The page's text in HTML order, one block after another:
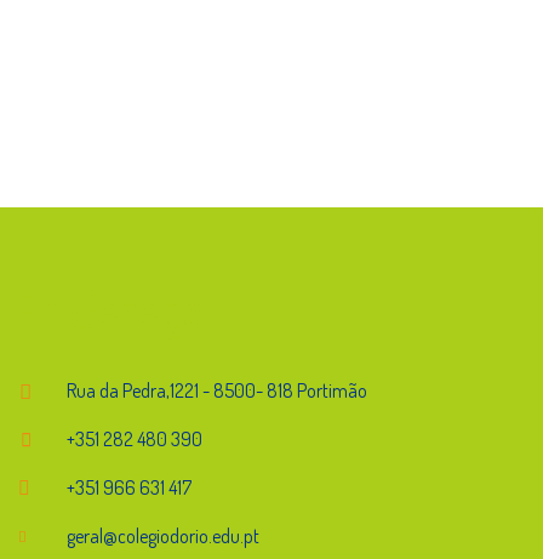
Rua da Pedra,1221 - 8500- 818 Portimão
+351 282 480 390
+351 966 631 417
geral@colegiodorio.edu.pt